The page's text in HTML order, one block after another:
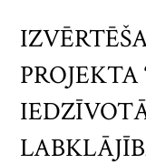
PROJEKTA